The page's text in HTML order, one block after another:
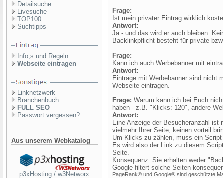
Detailsuche
Livesuche
TOP100
Suchtipps
Info,s und Regeln
Webseite eintragen
Linknetzwerk
Branchenbuch
FULL SEO
Passwort vergessen?
Aus unserem Webkatalog
p3xHosting / w3Networx
Frage:
Ist mein privater Eintrag wirklich
Antwort:
Ja - und das wird er auch bleiben.
Backlinkpflicht besteht für private
Frage:
Kann ich auch Werbebanner mit
Antwort:
Einträge mit Werbebanner sind nicht
Webseite eintragen.
Frage: Warum kann ich bei Euch
haben - z.B. "Klicks: 120", andere
Antwort:
Eine Anzeige der Besucheranzahl ist
vielmehr Ihrer Seite, keinen vorteil
Um Klicks zu zählen, muss ein
Es wird also der Link zu diesem Script
Seite.
Konsequenz: Sie erhalten weder
Google filtert solche Seiten
PageRank® und Google® sind geschützte